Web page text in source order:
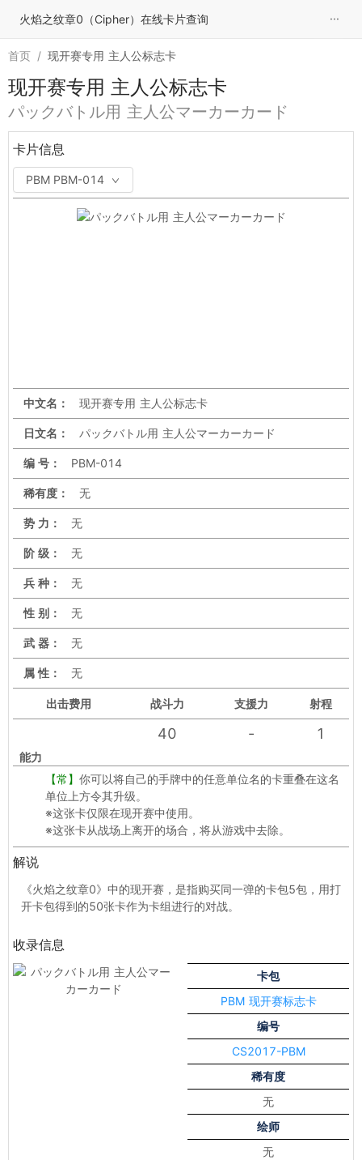
火焰之纹章0（Cipher）在线卡片查询 ···
首页 / 现开赛专用 主人公标志卡
现开赛专用 主人公标志卡
パックバトル用 主人公マーカーカード
卡片信息
PBM PBM-014
中文名： 现开赛专用 主人公标志卡
日文名： パックバトル用 主人公マーカーカード
编 号： PBM-014
稀有度： 无
势 力： 无
阶 级： 无
兵 种： 无
性 别： 无
武 器： 无
属 性： 无
出击费用 战斗力 支援力 射程
40 - 1
能力
【常】 你可以将自己的手牌中的任意单位名的卡重叠在这名
单位上方令其升级。
※这张卡仅限在现开赛中使用。
※这张卡从战场上离开的场合，将从游戏中去除。
解说
《火焰之纹章0》中的现开赛，是指购买同一弹的卡包5包，用打
开卡包得到的50张卡作为卡组进行的对战。
收录信息
卡包
PBM 现开赛标志卡
编号
CS2017-PBM
稀有度
无
绘师
无